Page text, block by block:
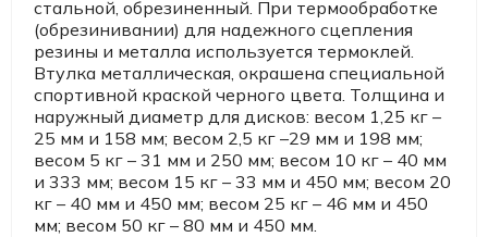
стальной, обрезиненный. При термообработке
(обрезинивании) для надежного сцепления
резины и металла используется термоклей.
Втулка металлическая, окрашена специальной
спортивной краской черного цвета. Толщина и
наружный диаметр для дисков: весом 1,25 кг –
25 мм и 158 мм; весом 2,5 кг –29 мм и 198 мм;
весом 5 кг – 31 мм и 250 мм; весом 10 кг – 40 мм
и 333 мм; весом 15 кг – 33 мм и 450 мм; весом 20
кг – 40 мм и 450 мм; весом 25 кг – 46 мм и 450
мм; весом 50 кг – 80 мм и 450 мм.